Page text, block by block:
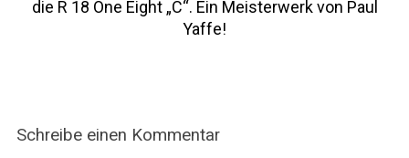
die R 18 One Eight „C“. Ein Meisterwerk von Paul
Yaffe!
Schreibe einen Kommentar